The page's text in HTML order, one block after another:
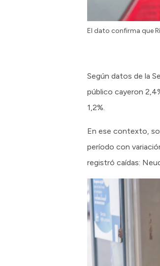
El dato confirma que
Según datos de la
público cayeron
1,2%.
En ese contexto,
período con
registró caídas: